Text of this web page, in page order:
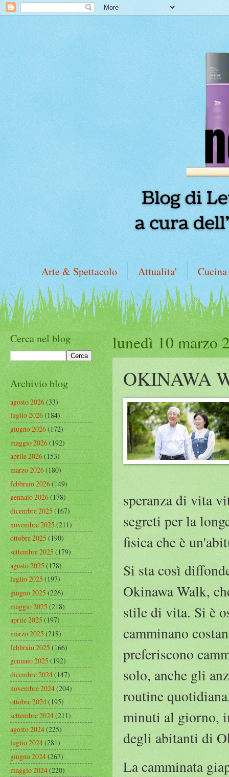
Arte & Spettacolo Attualita' Cucina
lunedì 10 marzo
OKINAWA
speranza di vita
segreti per la
fisica che è
Si sta così
Okinawa Walk,
stile di vita. Si è
camminano
preferiscono
solo, anche gli
routine
minuti al giorno,
degli abitanti di
La camminata
Cerca nel blog
Archivio blog
agosto 2026(33)
luglio 2026(184)
giugno 2026(172)
maggio 2026(192)
aprile 2026(153)
marzo 2026(180)
febbraio 2026(149)
gennaio 2026(178)
dicembre 2025(167)
novembre 2025(211)
ottobre 2025(190)
settembre 2025(179)
agosto 2025(178)
luglio 2025(197)
giugno 2025(226)
maggio 2025(218)
aprile 2025(197)
marzo 2025(218)
febbraio 2025(166)
gennaio 2025(192)
dicembre 2024(147)
novembre 2024(204)
ottobre 2024(195)
settembre 2024(211)
agosto 2024(225)
luglio 2024(281)
giugno 2024(267)
maggio 2024(220)